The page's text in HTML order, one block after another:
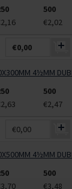
500
€2,02
€0,00
4½MM
500
€2,47
€0,00
4½MM
500
€3,48